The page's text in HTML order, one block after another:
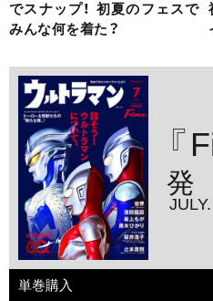
でスナップ！ 初夏のフェスで
みんな何を着た？
『
単巻購入